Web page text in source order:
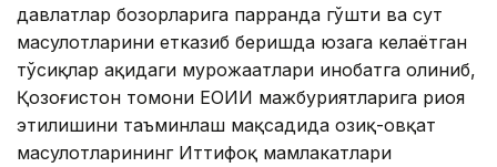
давлатлар бозорларига парранда гўшти ва сут
маҳсулотларини етказиб беришда юзага келаётган
тўсиқлар ҳақидаги мурожаатлари инобатга олиниб,
Қозоғистон томони ЕОИИ мажбуриятларига риоя
этилишини таъминлаш мақсадида озиқ-овқат
маҳсулотларининг Иттифоқ мамлакатлари